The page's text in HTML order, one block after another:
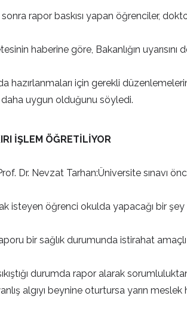
rapor baskısı yapan öğrenciler,
haberine göre, Bakanlığın
hazırlanmaları için gerekli
uygun olduğunu söyledi.
İŞLEM ÖĞRETİLİYOR
Dr. Nevzat Tarhan:Üniversite sınavı
isteyen öğrenci okulda yapacağı bir şey
bir sağlık durumunda istirahat
durumda rapor alarak
algıyı beynine oturtursa yarın